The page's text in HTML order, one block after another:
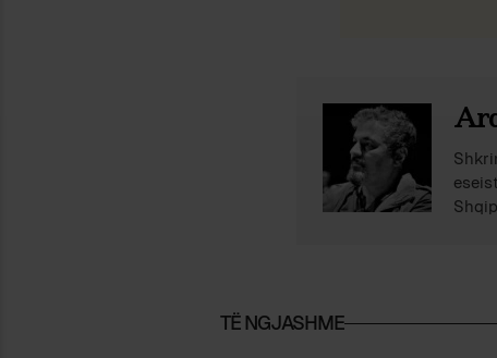
TË NGJASHME